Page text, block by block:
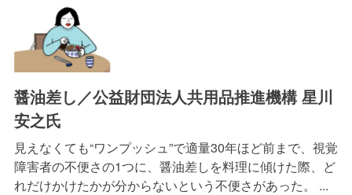
醤油差し／公益財団法人共用品推進機構 星川
安之氏
見えなくても“ワンプッシュ”で適量30年ほど前まで、視覚
障害者の不便さの1つに、醤油差しを料理に傾けた際、ど
れだけかけたかが分からないという不便さがあった。 ...